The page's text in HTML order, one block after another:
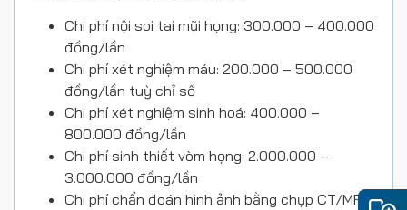
Chi phí nội soi tai mũi họng: 300.000 – 400.000
đồng/lần
Chi phí xét nghiệm máu: 200.000 – 500.000
đồng/lần tuỳ chỉ số
Chi phí xét nghiệm sinh hoá: 400.000 –
800.000 đồng/lần
Chi phí sinh thiết vòm họng: 2.000.000 –
3.000.000 đồng/lần
Chi phí chẩn đoán hình ảnh bằng chụp CT/MRI: